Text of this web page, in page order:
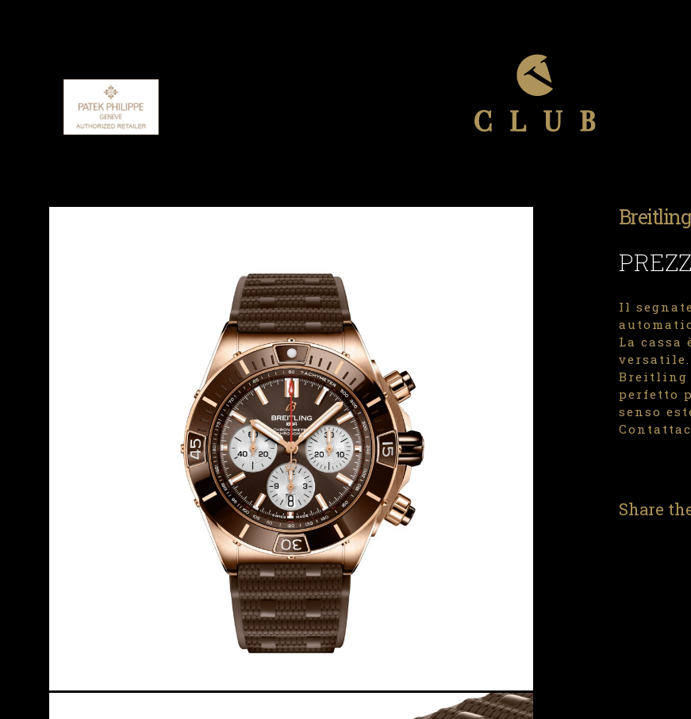
Breitling
Il
La cassa
versatile.
Breitling
perfetto
senso
Share